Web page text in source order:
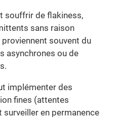
souffrir de flakiness,
sans raison
souvent du
asynchrones ou de
implémenter des
fines (attentes
surveiller en permanence